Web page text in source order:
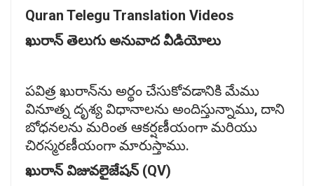
Quran Telegu Translation Videos
ఖురాన్తెలుగు అనువాదవీడియోలు
పవిత్ర ఖురాన్‌ను అర్థం చేసుకోవడానికి మేము
వినూత్న దృశ్య విధానాలను అందిస్తున్నాము, దాని
బోధనలను మరింత ఆకర్షణీయంగా మరియు
చిరస్మరణీయంగా మారుస్తాము.
ఖురాన్విజువలైజేషన్ (QV)